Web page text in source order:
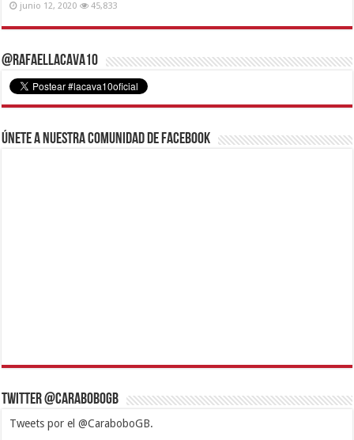
junio 12, 2020 45,833
@RafaelLacava10
Únete a nuestra comunidad de Facebook
Twitter @CaraboboGB
Tweets por el @CaraboboGB.